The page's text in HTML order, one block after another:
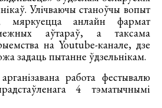
Улічваючы станоўчы вопыт
мяркуецца анлайн фармат
аўтараў, а таксама
на Youtube-канале, дзе
задаць пытанне ўдзельнікам.
работа фестывалю
4 тэматычнымі